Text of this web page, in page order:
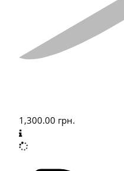
1,300.00 грн.